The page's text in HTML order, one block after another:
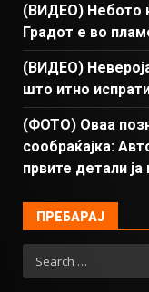
(ВИДЕО) Небото
Градот е во
(ВИДЕО)
што итно
(ФОТО) Оваа
сообраќајка:
првите детали
ПРЕБАРАЈ